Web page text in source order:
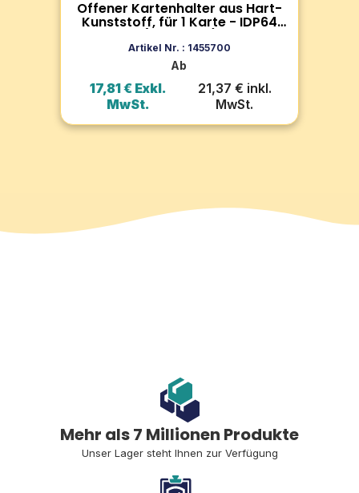
Offener Kartenhalter aus Hart-
Kunststoff, für 1 Karte - IDP64
Artikel Nr. : 1455700
Ab
17,81 € Exkl.
MwSt.
21,37 € inkl.
MwSt.
Zum Produkt
In den Warenkorb
Mehr als 7 Millionen Produkte
Unser Lager steht Ihnen zur Verfügung